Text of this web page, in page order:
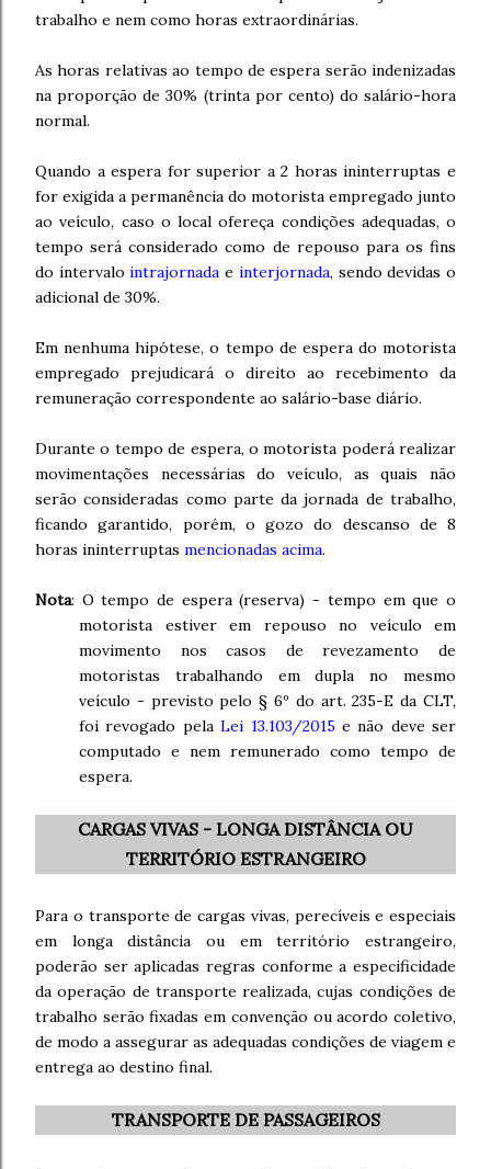
trabalho e nem como horas extraordinárias.
As horas relativas ao tempo de espera serão indenizadas
na proporção de 30% (trinta por cento) do salário-hora
normal.
Quando a espera for superior a 2 horas ininterruptas e
for exigida a permanência do motorista empregado junto
ao veículo, caso o local ofereça condições adequadas, o
tempo será considerado como de repouso para os fins
do intervalointrajornada e interjornada, sendo devidas o
adicional de 30%.
Em nenhuma hipótese, o tempo de espera do motorista
empregado prejudicará o direito ao recebimento da
remuneração correspondente ao salário-base diário.
Durante o tempo de espera, o motorista poderá realizar
movimentações necessárias do veículo, as quais não
serão consideradas como parte da jornada de trabalho,
ficando garantido, porém, o gozo do descanso de 8
horas ininterruptas mencionadas acima.
Nota: O tempo de espera (reserva) - tempo em que o
motorista estiver em repouso no veículo em
movimento nos casos de revezamento de
motoristas trabalhando em dupla no mesmo
veículo - previsto pelo § 6º do art. 235-E da CLT,
foi revogado pelaLei 13.103/2015 e não deve ser
computado e nem remunerado como tempo de
espera.
CARGAS VIVAS - LONGA DISTÂNCIA OU
TERRITÓRIO ESTRANGEIRO
Para o transporte de cargas vivas, perecíveis e especiais
em longa distância ou em território estrangeiro,
poderão ser aplicadas regras conforme a especificidade
da operação de transporte realizada, cujas condições de
trabalho serão fixadas em convenção ou acordo coletivo,
de modo a assegurar as adequadas condições de viagem e
entrega ao destino final.
TRANSPORTE DE PASSAGEIROS